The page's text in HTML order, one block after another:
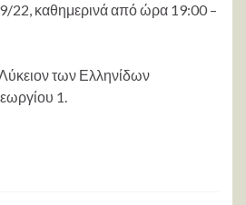
καθημερινά από ώρα 19:00 –
των Ελληνίδων
1.